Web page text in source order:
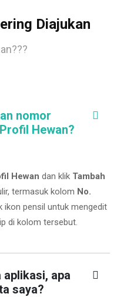
Diajukan
nomor
Hewan?
Hewan dan klik Tambah
termasuk kolom No.
ikon pensil untuk mengedit
di kolom tersebut.
apa
saya?